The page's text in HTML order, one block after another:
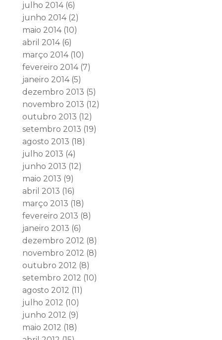
julho 2014(6)
junho 2014(2)
maio 2014(10)
abril 2014(6)
março 2014(10)
fevereiro 2014(7)
janeiro 2014(5)
dezembro 2013 (5)
novembro 2013 (12)
outubro 2013 (12)
setembro 2013 (19)
agosto 2013 (18)
julho 2013 (4)
junho 2013 (12)
maio 2013 (9)
abril 2013 (16)
março 2013 (18)
fevereiro 2013 (8)
janeiro 2013 (6)
dezembro 2012 (8)
novembro 2012 (8)
outubro 2012 (8)
setembro 2012 (10)
agosto 2012 (11)
julho 2012 (10)
junho 2012 (9)
maio 2012 (18)